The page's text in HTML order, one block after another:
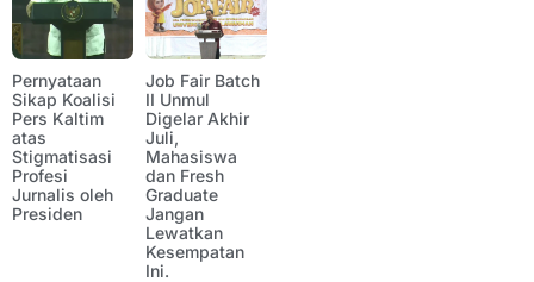
Pernyataan
Sikap Koalisi
Pers Kaltim
atas
Stigmatisasi
Profesi
Jurnalis oleh
Presiden
Job Fair Batch
II Unmul
Digelar Akhir
Juli,
Mahasiswa
dan Fresh
Graduate
Jangan
Lewatkan
Kesempatan
Ini.